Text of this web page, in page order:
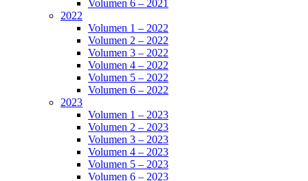
Volumen 6 – 2021
2022
Volumen 1 – 2022
Volumen 2 – 2022
Volumen 3 – 2022
Volumen 4 – 2022
Volumen 5 – 2022
Volumen 6 – 2022
2023
Volumen 1 – 2023
Volumen 2 – 2023
Volumen 3 – 2023
Volumen 4 – 2023
Volumen 5 – 2023
Volumen 6 – 2023